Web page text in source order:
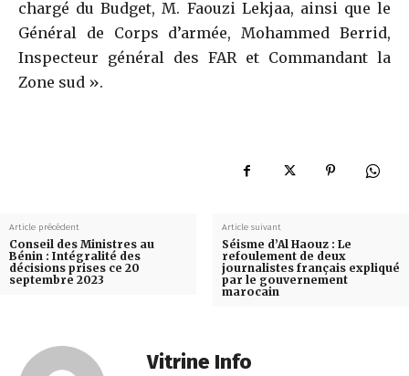
chargé du Budget, M. Faouzi Lekjaa, ainsi que le
Général de Corps d’armée, Mohammed Berrid,
Inspecteur général des FAR et Commandant la
Zone sud ».
Article précédent
Conseil des Ministres au
Bénin : Intégralité des
décisions prises ce 20
septembre 2023
Article suivant
Séisme d’Al Haouz : Le
refoulement de deux
journalistes français expliqué
par le gouvernement
marocain
Vitrine Info